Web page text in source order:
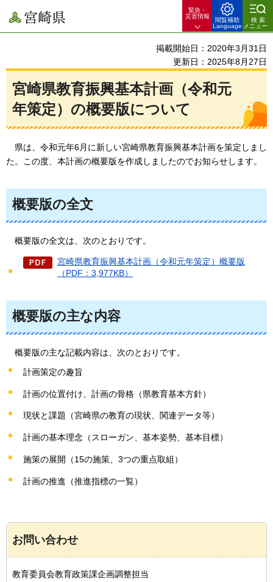
宮崎県
緊急・
災害情報
閲覧補助
Language
検索
メニュー
掲載開始日：2020年3月31日
更新日：2025年8月27日
宮崎県教育振興基本計画（令和元
年策定）の概要版について
県は、令和元年6月に新しい宮崎県教育振興基本計画を策定しまし
た。この度、本計画の概要版を作成しましたのでお知らせします。
概要版の全文
概要版の全文は、次のとおりです。
宮崎県教育振興基本計画（令和元年策定）概要版
（PDF：3,977KB）
概要版の主な内容
概要版の主な記載内容は、次のとおりです。
計画策定の趣旨
計画の位置付け、計画の骨格（県教育基本方針）
現状と課題（宮崎県の教育の現状、関連データ等）
計画の基本理念（スローガン、基本姿勢、基本目標）
施策の展開（15の施策、3つの重点取組）
計画の推進（推進指標の一覧）
お問い合わせ
教育委員会教育政策課企画調整担当